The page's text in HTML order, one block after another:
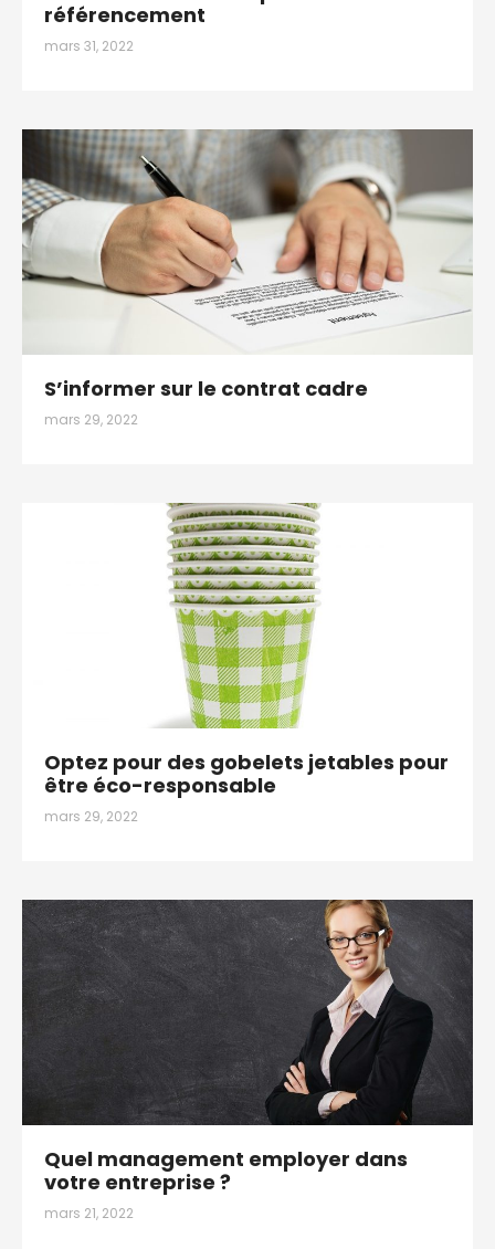
référencement
mars 31, 2022
S’informer sur le contrat cadre
mars 29, 2022
Optez pour des gobelets jetables pour
être éco-responsable
mars 29, 2022
Quel management employer dans
votre entreprise ?
mars 21, 2022